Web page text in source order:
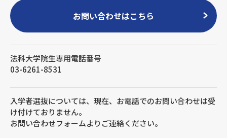
お問い合わせはこちら
法科大学院生専用電話番号
03-6261-8531
入学者選抜については、現在、お電話でのお問い合わせは受
け付けておりません。
お問い合わせフォームよりご連絡ください。